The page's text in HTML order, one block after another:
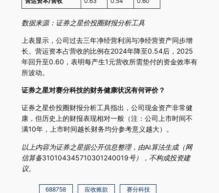
数据来源：证券之星价投圈财报分析工具
上表显示，公司过去三年净经营利润与净经营资产同步增
长。营运资本占营收的比例在2024年降至0.54后，2025
年回升至0.60，表明每产生1元营收所需垫付的资金效率有
所波动。
证券之星对赛分科技的财务健康状况有何评价？
证券之星价投圈财报分析工具指出，公司现金资产非常健
康，但历史上的财报表现相对一般（注：公司上市时间不
满10年，上市时间越长财务均分参考意义越大）。
以上内容为证券之星据公开信息整理，由AI算法生成（网
信算备310104345710301240019号），不构成投资建
议。
688758 应收账款 赛分科技